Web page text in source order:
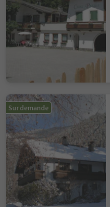
Sur demande